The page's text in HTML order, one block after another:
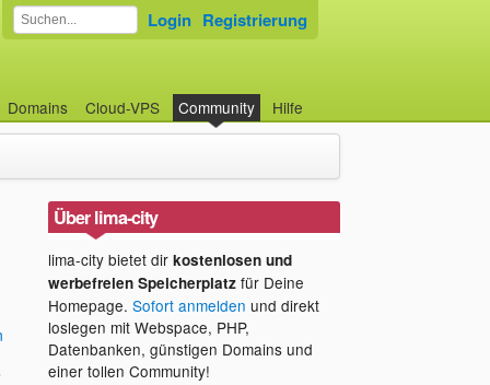
Domains Cloud-VPS Community Hilfe
Login Registrierung
Über lima-city
lima-city bietet dir kostenlosen und
werbefreien Speicherplatzfür Deine
Homepage. Sofort anmelden und direkt
loslegen mit Webspace, PHP,
Datenbanken, günstigen Domains und
einer tollen Community!